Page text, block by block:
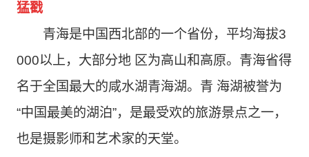
猛戳
青海是中国西北部的一个省份，平均海拔3
000以上，大部分地 区为高山和高原。青海省得
名于全国最大的咸水湖青海湖。青 海湖被誉为
“中国最美的湖泊”，是最受欢的旅游景点之一，
也是摄影师和艺术家的天堂。